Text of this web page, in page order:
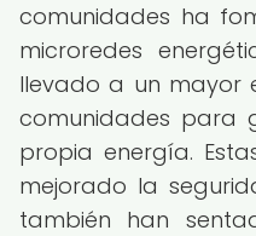
comunidades ha
microredes
llevado a un mayor
comunidades para
propia energía.
mejorado la
también han